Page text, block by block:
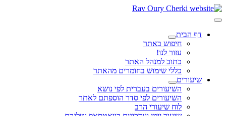
דף הבית
חיפוש באתר
עזור לנו!
כתוב למנהל האתר
כללי שימוש בחומרים מהאתר
שיעורים
השיעורים בעברית לפי נושא
השיעורים לפי סדר הוספתם לאתר
לוח שיעורי הרב